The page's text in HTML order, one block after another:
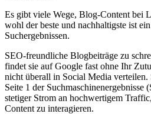
Es gibt viele Wege, Blog-Content bei
wohl der beste und nachhaltigste ist
Suchergebnissen.
SEO-freundliche Blogbeiträge zu
findet sie auf Google fast ohne Ihr
nicht überall in Social Media
Seite 1 der Suchmaschinenergebnisse
stetiger Strom an hochwertigem
Content zu interagieren.